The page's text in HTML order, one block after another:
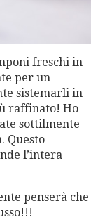
freschi in
per un
sistemarli in
raffinato! Ho
sottilmente
Questo
l’intera
penserà che